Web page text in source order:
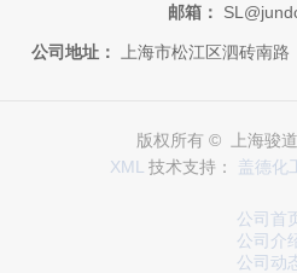
邮箱：
公司地址： 上海市松江区泗砖南路
版权所有 © 上海骏
XML 技术支持： 盖德化
公司首
公司介
公司动